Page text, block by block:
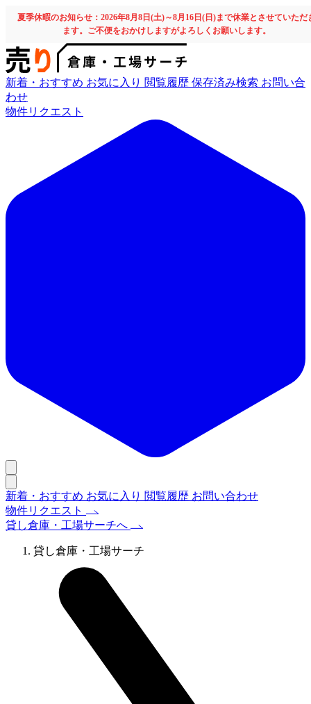
夏季休暇のお知らせ：2026年8月8日(土)～8月16日(日)まで休業とさせていただ
ます。ご不便をおかけしますがよろしくお願いします。
新着・おすすめ お気に入り 閲覧履歴 保存済み検索 お問い合
わせ
物件リクエスト
新着・おすすめ お気に入り 閲覧履歴 お問い合わせ
物件リクエスト
貸し倉庫・工場サーチへ
貸し倉庫・工場サーチ